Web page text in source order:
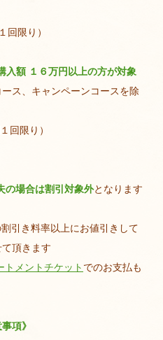
回限り）
入額 １６万円以上の方が対象
ス、キャンペーンコースを除
回限り）
の場合は割引対象外となります
引き料率以上にお値引きして
頂きます
トメントチケット でのお支払も
項》